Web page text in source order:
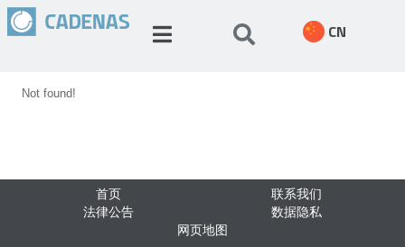
CN
Not found!
首页
联系我们
法律公告
数据隐私
网页地图